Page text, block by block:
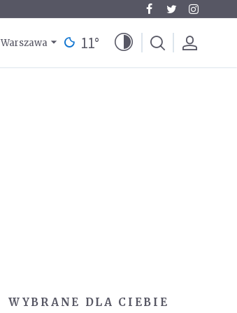
Warszawa 11°
WYBRANE DLA CIEBIE